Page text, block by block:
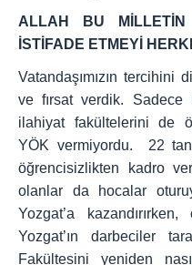
ALLAH BU MİLLETİN
İSTİFADE ETMEYİ
Vatandaşımızın tercihini
ve fırsat verdik. Sadece
ilahiyat fakültelerini de
YÖK vermiyordu. 22
öğrencisizlikten kadro
olanlar da hocalar
Yozgat’a
Yozgat’ın darbeciler
Fakültesini yeniden